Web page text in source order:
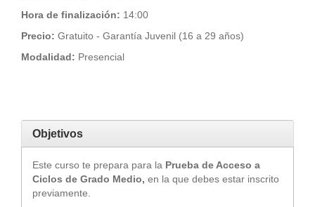
Hora de finalización: 14:00
Precio: Gratuito - Garantía Juvenil (16 a 29 años)
Modalidad: Presencial
Objetivos
Este curso te prepara para la Prueba de Acceso a
Ciclos de Grado Medio, en la que debes estar inscrito
previamente.